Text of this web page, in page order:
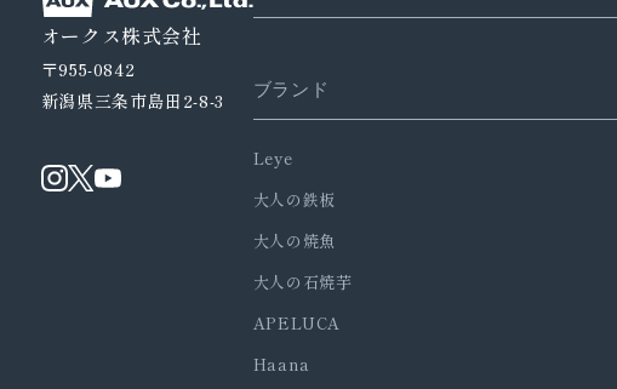
オークス株式会社
〒955-0842
新潟県三条市島田2-8-3
ブランド
Leye
大人の鉄板
大人の焼魚
大人の石焼芋
APELUCA
Haana